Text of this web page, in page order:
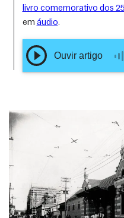
livro comemorativo dos
em áudio.
OUVIR ARTIGO